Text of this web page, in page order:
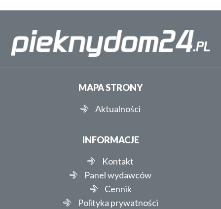
MAPA STRONY
Aktualności
INFORMACJE
Kontakt
Panel wydawców
Cennik
Polityka prywatności